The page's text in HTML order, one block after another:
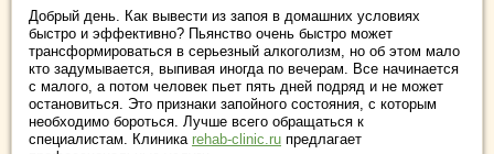
Добрый день. Как вывести из запоя в домашних условиях
быстро и эффективно? Пьянство очень быстро может
трансформироваться в серьезный алкоголизм, но об этом мало
кто задумывается, выпивая иногда по вечерам. Все начинается
с малого, а потом человек пьет пять дней подряд и не может
остановиться. Это признаки запойного состояния, с которым
необходимо бороться. Лучше всего обращаться к
специалистам. Клиника rehab-clinic.ru предлагает